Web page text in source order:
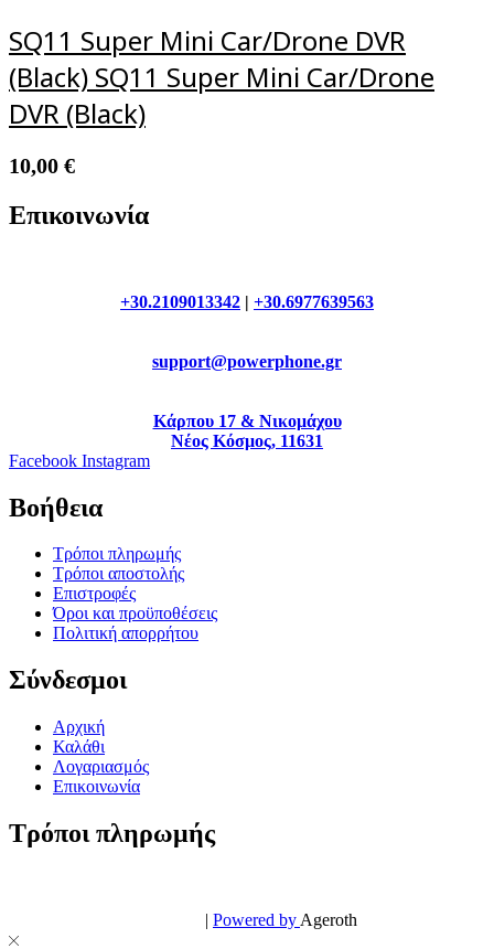
SQ11 Super Mini Car/Drone DVR
(Black) SQ11 Super Mini Car/Drone
DVR (Black)
10,00 €
Επικοινωνία
+30.2109013342 | +30.6977639563
support@powerphone.gr
Κάρπου 17 & Νικομάχου
Νέος Κόσμος, 11631
Facebook Instagram
Βοήθεια
Τρόποι πληρωμής
Τρόποι αποστολής
Επιστροφές
Όροι και προϋποθέσεις
Πολιτική απορρήτου
Σύνδεσμοι
Αρχική
Καλάθι
Λογαριασμός
Επικοινωνία
Τρόποι πληρωμής
| Powered by Ageroth